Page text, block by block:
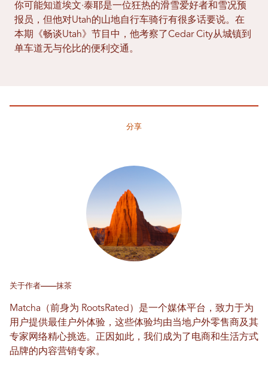
你可能知道埃文·泰耶是一位狂热的滑雪爱好者和雪况预
报员，但他对Utah的山地自行车骑行有很多话要说。在
本期《畅谈Utah》节目中，他考察了Cedar City从城镇到
单车道无与伦比的便利交通。
分享
关于作者——抹茶
Matcha（前身为 RootsRated）是一个媒体平台，致力于为
用户提供最佳户外体验，这些体验均由当地户外零售商及其
专家网络精心挑选。正因如此，我们成为了电商和生活方式
品牌的内容营销专家。